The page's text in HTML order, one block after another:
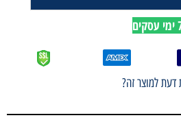
למוצר זה?